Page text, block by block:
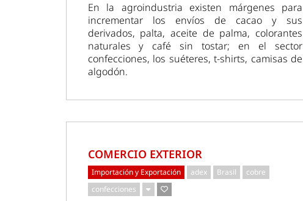
En la agroindustria existen márgenes para
incrementar los envíos de cacao y sus
derivados, palta, aceite de palma, colorantes
naturales y café sin tostar; en el sector
confecciones, los suéteres, t-shirts, camisas de
algodón.
COMERCIO EXTERIOR
Importación y Exportación adex Brasil
cobre
confecciones